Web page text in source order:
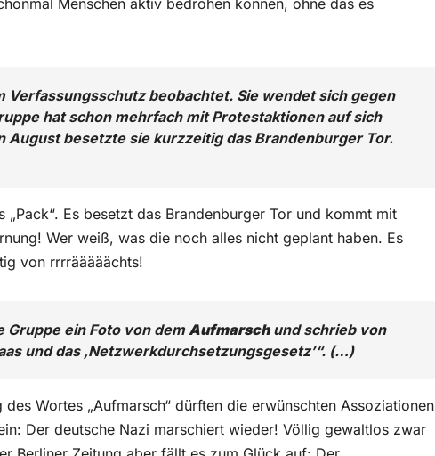
Menschen aktiv bedrohen können, ohne das es
Verfassungsschutz beobachtet. Sie wendet sich gegen
hat schon mehrfach mit Protestaktionen auf sich
August besetzte sie kurzzeitig das Brandenburger Tor.
Es besetzt das Brandenburger Tor und kommt mit
Wer weiß, was die noch alles nicht geplant haben. Es
von rrrrääääächts!
Gruppe ein Foto von demAufmarschund schrieb von
und das ‚Netzwerkdurchsetzungsgesetz’“. (…)
Wortes „Aufmarsch“ dürften die erwünschten Assoziationen
Der deutsche Nazi marschiert wieder! Völlig gewaltlos zwar